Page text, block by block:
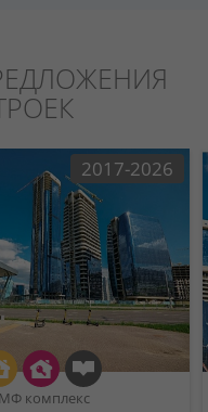
2017-2026
МФ комплекс